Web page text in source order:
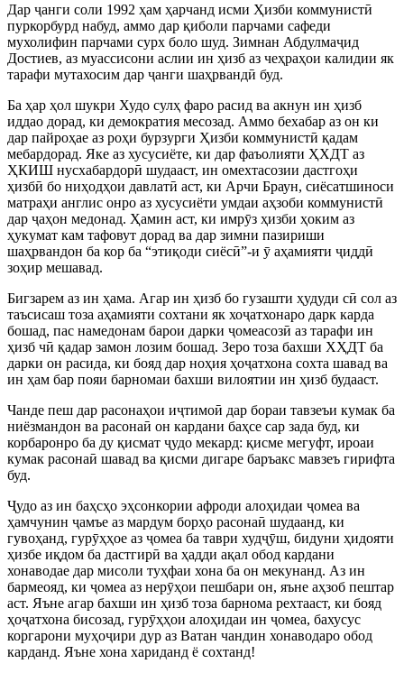
Дар ҷанги соли 1992 ҳам ҳарчанд исми Ҳизби коммунистӣ
пуркорбурд набуд, аммо дар қиболи парчами сафеди
мухолифин парчами сурх боло шуд. Зимнан Абдулмаҷид
Достиев, аз муассисони аслии ин ҳизб аз чеҳраҳои калидии як
тарафи мутахосим дар ҷанги шаҳрвандӣ буд.
Ба ҳар ҳол шукри Худо сулҳ фаро расид ва акнун ин ҳизб
иддао дорад, ки демократия месозад. Аммо бехабар аз он ки
дар пайроҳае аз роҳи бурзурги Ҳизби коммунистӣ қадам
мебардорад. Яке аз хусусиёте, ки дар фаъолияти ҲХДТ аз
ҲКИШ нусхабардорӣ шудааст, ин омехтасозии дастгоҳи
ҳизбӣ бо ниҳодҳои давлатӣ аст, ки Арчи Браун, сиёсатшиноси
матраҳи англис онро аз хусусиёти умдаи аҳзоби коммунистӣ
дар ҷаҳон медонад. Ҳамин аст, ки имрӯз ҳизби ҳоким аз
ҳукумат кам тафовут дорад ва дар зимни пазириши
шаҳрвандон ба кор ба “этиқоди сиёсӣ”-и ӯ аҳамияти ҷиддӣ
зоҳир мешавад.
Бигзарем аз ин ҳама. Агар ин ҳизб бо гузашти ҳудуди сӣ сол аз
таъсисаш тоза аҳамияти сохтани як хоҷатхонаро дарк карда
бошад, пас намедонам барои дарки ҷомеасозӣ аз тарафи ин
ҳизб чӣ қадар замон лозим бошад. Зеро тоза бахши ХҲДТ ба
дарки он расида, ки бояд дар ноҳия ҳоҷатхона сохта шавад ва
ин ҳам бар пояи барномаи бахши вилоятии ин ҳизб будааст.
Чанде пеш дар расонаҳои иҷтимоӣ дар бораи тавзеъи кумак ба
ниёзмандон ва расонаӣ он кардани баҳсе сар зада буд, ки
корбаронро ба ду қисмат ҷудо мекард: қисме мегуфт, ироаи
кумак расонаӣ шавад ва қисми дигаре баръакс мавзеъ гирифта
буд.
Ҷудо аз ин баҳсҳо эҳсонкории афроди алоҳидаи ҷомеа ва
ҳамчунин ҷамъе аз мардум борҳо расонаӣ шудаанд, ки
гувоҳанд, гурӯҳҳое аз ҷомеа ба таври худҷӯш, бидуни ҳидояти
ҳизбе иқдом ба дастгирӣ ва ҳадди ақал обод кардани
хонаводае дар мисоли туҳфаи хона ба он мекунанд. Аз ин
бармеояд, ки ҷомеа аз нерӯҳои пешбари он, яъне аҳзоб пештар
аст. Яъне агар бахши ин ҳизб тоза барнома рехтааст, ки бояд
ҳоҷатхона бисозад, гурӯҳҳои алоҳидаи ин ҷомеа, бахусус
коргарони муҳоҷири дур аз Ватан чандин хонаводаро обод
карданд. Яъне хона хариданд ё сохтанд!